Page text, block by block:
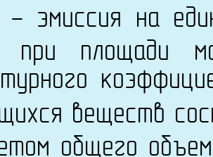
- эмиссия на
при площади
веществ
общего